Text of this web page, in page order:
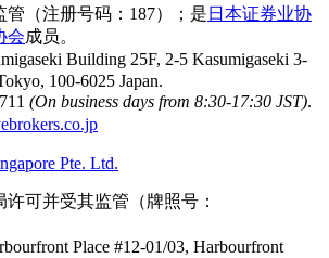
管（注册号码：187）；是 日本证券业协
会成员。
Building 25F, 2-5 Kasumigaseki 3-
100-6025 Japan.
(On business days from 8:30-17:30 JST).
Pte. Ltd.
可并受其监管（牌照号：
Place #12-01/03, Harbourfront